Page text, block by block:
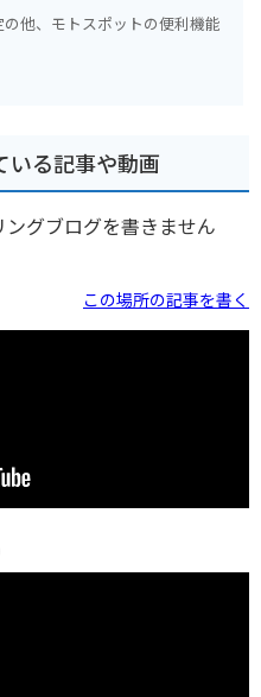
他、モトスポットの便利機能
いる記事や動画
グブログを書きません
この場所の記事を書く